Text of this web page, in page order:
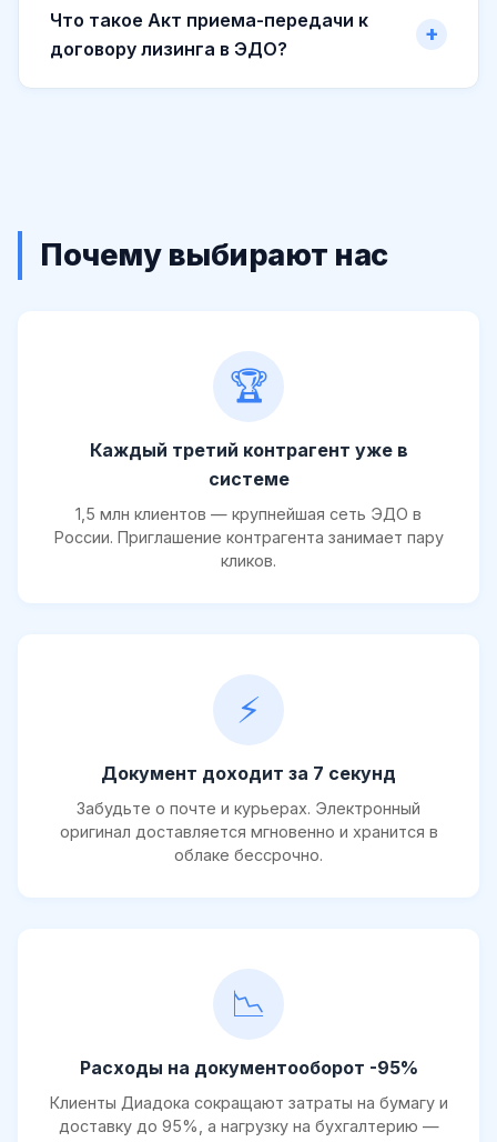
Что такое Акт приема-передачи к
договору лизинга в ЭДО?
Почему выбирают нас
🏆
Каждый третий контрагент уже в
системе
1,5 млн клиентов — крупнейшая сеть ЭДО в
России. Приглашение контрагента занимает пару
кликов.
⚡
Документ доходит за 7 секунд
Забудьте о почте и курьерах. Электронный
оригинал доставляется мгновенно и хранится в
облаке бессрочно.
📉
Расходы на документооборот -95%
Клиенты Диадока сокращают затраты на бумагу и
доставку до 95%, а нагрузку на бухгалтерию —